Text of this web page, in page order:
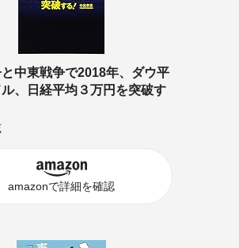
中東戦争で2018年、ダウ平
、日経平均３万円を突破す
amazonで詳細を確認